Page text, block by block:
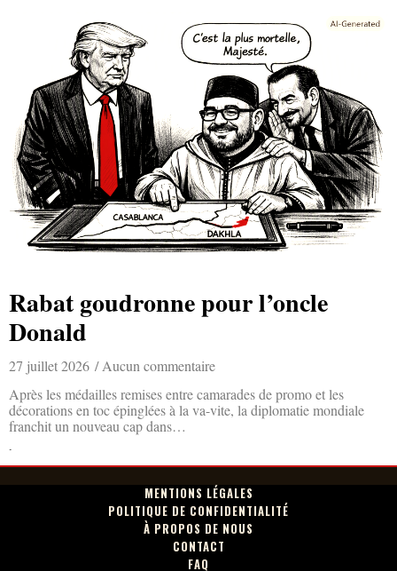
Rabat goudronne pour l’oncle
Donald
27 juillet 2026
Aucun commentaire
Après les médailles remises entre camarades de promo et les
décorations en toc épinglées à la va-vite, la diplomatie mondiale
franchit un nouveau cap dans…
MENTIONS LÉGALES
POLITIQUE DE CONFIDENTIALITÉ
À PROPOS DE NOUS
CONTACT
FAQ